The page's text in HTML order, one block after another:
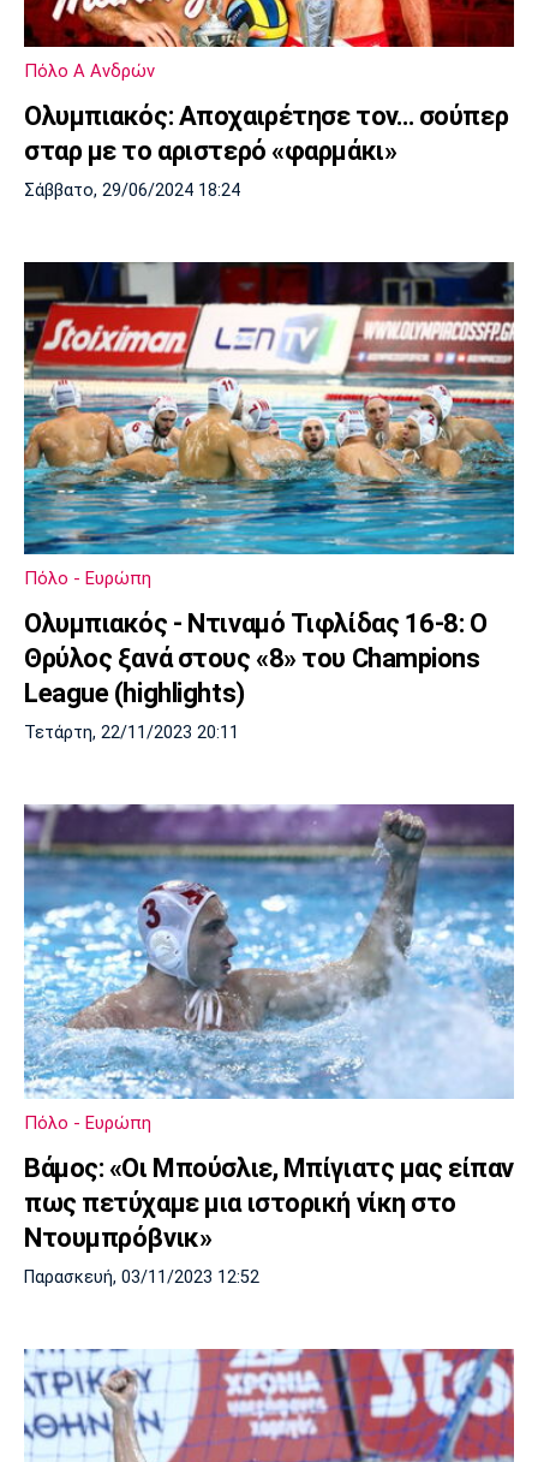
Πολιτισμός
Τραγούδια
Cine Spot
Running
Παρασκήνιο
Πρόγραμμα TV
Μπαρτσελόνα
Ρεάλ
Μαδρίτης
Ατλέτικο
Μαδρίτης
Μάντσεστερ
Γιουνάιτεντ
Τσέλσι Άρσεναλ
Λίβερπουλ
Μάντσεστερ
Γιουβέντους
Ίντερ
Μπορούσια
Ντόρτμουντ
Παρί Σεν
Ζερμέν
Μαρσέιγ
Μονακό
Ερυθρός
Αστέρας
Τότεναμ
Πόλο Α Ανδρών
Ολυμπιακός: Αποχαιρέτησε τον… σούπερ
σταρ με το αριστερό «φαρμάκι»
Σάββατο, 29/06/2024 18:24
Πόλο - Ευρώπη
Ολυμπιακός - Ντιναμό Τιφλίδας 16-8: Ο
Θρύλος ξανά στους «8» του Champions
League (highlights)
Τετάρτη, 22/11/2023 20:11
Πόλο - Ευρώπη
Βάμος: «Οι Μπούσλιε, Μπίγιατς μας είπαν
πως πετύχαμε μια ιστορική νίκη στο
Ντουμπρόβνικ»
Παρασκευή, 03/11/2023 12:52